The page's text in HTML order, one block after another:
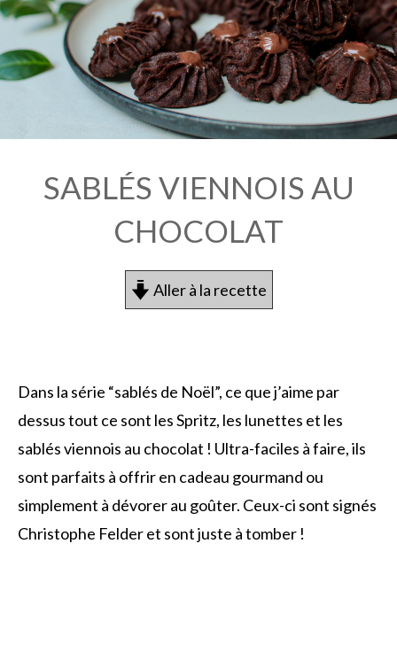
SABLÉS VIENNOIS AU
CHOCOLAT
Aller à la recette
Dans la série “sablés de Noël”, ce que j’aime par
dessus tout ce sont les Spritz, les lunettes et les
sablés viennois au chocolat ! Ultra-faciles à faire, ils
sont parfaits à offrir en cadeau gourmand ou
simplement à dévorer au goûter. Ceux-ci sont signés
Christophe Felder et sont juste à tomber !